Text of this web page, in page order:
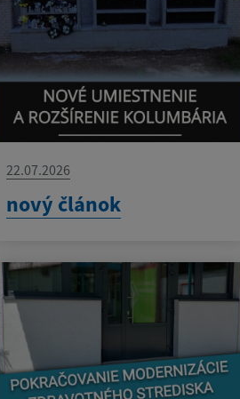
22.07.2026
nový článok